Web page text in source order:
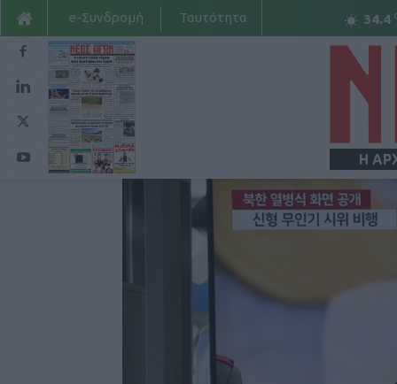
34.4 C
e-Συνδρομή Ταυτότητα
Η